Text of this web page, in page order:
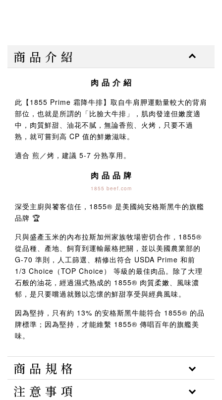
商 品 介 紹
肉 品 介 紹
此【1855 Prime 霜降牛排】取自牛肩胛運動量較大的背肩
部位，也就是所謂的「比臉大牛排」，肌肉發達但嫩度適
中，肉質鮮甜、油花不膩，無論香煎、火烤，只要不過
熟，就可嘗到高 CP 值的鮮嫩滋味。
適合 煎／烤，建議 5-7 分熟享用。
肉 品 品 牌
1855 beef.com
深受主廚與饕客信任，1855® 是美國純安格斯黑牛的旗艦
品牌 🏆
只與盛產玉米的內布拉斯加州家族牧場密切合作，1855®
從品種、產地、飼育到運輸嚴格把關，並以美國農業部的
G-70 準則，人工篩選、精修出符合 USDA Prime 和前
1/3 Choice（TOP Choice） 等級的最佳肉品。除了大理
石般的油花，經過濕式熟成的 1855® 肉質柔嫩、風味濃
郁，是只要嚐過就難以忘懷的鮮甜享受與經典風味。
因為堅持，只有約 13% 的安格斯黑牛能符合 1855® 的品
牌標準；因為堅持，才能維繫 1855® 傳唱百年的旗艦美
味。
商 品 規 格
注 意 事 項